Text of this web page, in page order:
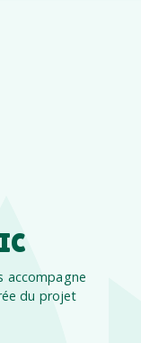
accompagne
du projet